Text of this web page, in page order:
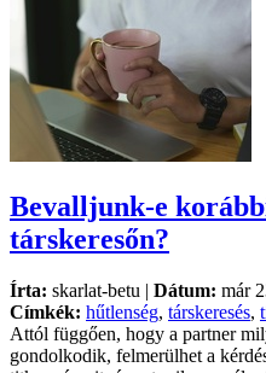
Bevalljunk-e
társkeresőn?
Írta: skarlat-betu | Dátum: már
Címkék: hűtlenség, társkeresés,
Attól függően, hogy a partner
gondolkodik, felmerülhet a